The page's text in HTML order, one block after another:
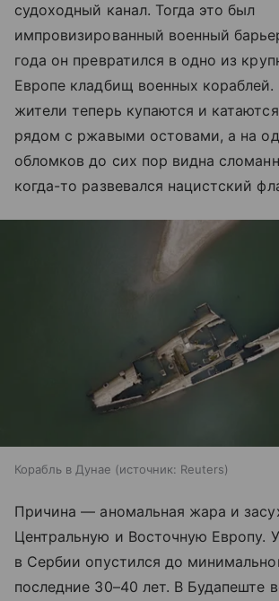
судоходный канал. Тогда это был
импровизированный военный
года он превратился в одно из
Европе кладбищ военных
жители теперь купаются и
рядом с ржавыми остовами, а на
обломков до сих пор видна
когда-то развевался нацистский
Корабль в Дунае источник: Reuters
Причина — аномальная жара и
Центральную и Восточную Европу.
в Сербии опустился до
последние 30–40 лет. В Будапеште